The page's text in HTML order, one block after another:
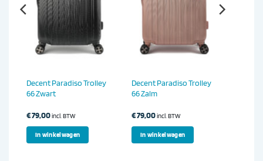
Decent Paradiso Trolley
66 Zwart
€79,00incl. BTW
In winkelwagen
Decent Paradiso Trolley
66 Zalm
€79,00incl. BTW
In winkelwagen